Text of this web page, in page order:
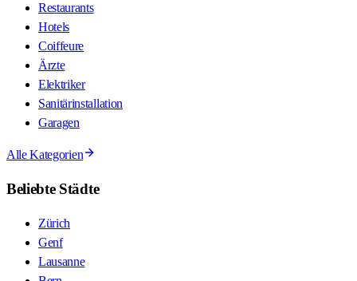
Restaurants
Hotels
Coiffeure
Ärzte
Elektriker
Sanitärinstallation
Garagen
Alle Kategorien
Beliebte Städte
Zürich
Genf
Lausanne